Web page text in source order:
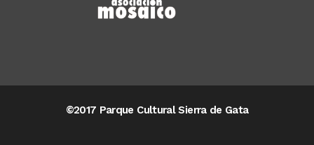
©2017 Parque Cultural Sierra de Gata